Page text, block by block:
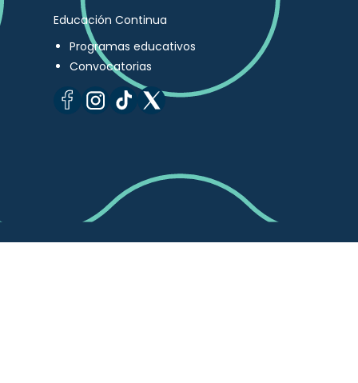
Educación Continua
Programas educativos
Convocatorias